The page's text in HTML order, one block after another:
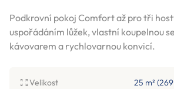
Podkrovní pokoj Comfort až pro tři
uspořádáním lůžek, vlastní koupelnou
kávovarem a rychlovarnou konvicí.
Velikost
25 m²